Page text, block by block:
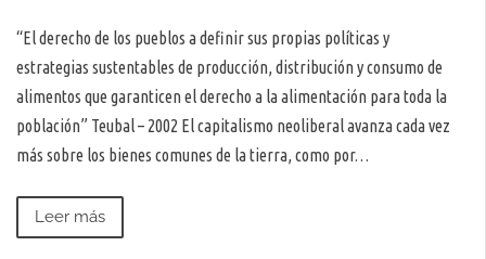
“El derecho de los pueblos a definir sus propias políticas y
estrategias sustentables de producción, distribución y consumo de
alimentos que garanticen el derecho a la alimentación para toda la
población” Teubal – 2002 El capitalismo neoliberal avanza cada vez
más sobre los bienes comunes de la tierra, como por…
Leer más